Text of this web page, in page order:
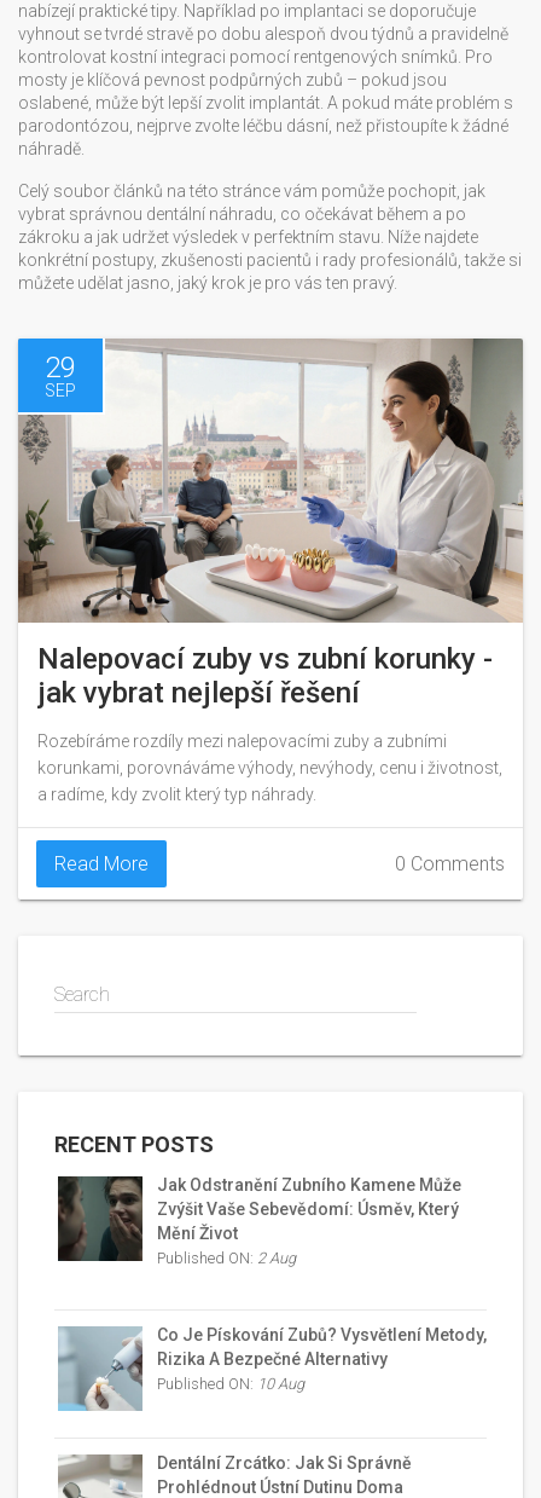
nabízejí praktické tipy. Například po implantaci se doporučuje
vyhnout se tvrdé stravě po dobu alespoň dvou týdnů a pravidelně
kontrolovat kostní integraci pomocí rentgenových snímků. Pro
mosty je klíčová pevnost podpůrných zubů – pokud jsou
oslabené, může být lepší zvolit implantát. A pokud máte problém s
parodontózou, nejprve zvolte léčbu dásní, než přistoupíte k žádné
náhradě.
Celý soubor článků na této stránce vám pomůže pochopit, jak
vybrat správnou dentální náhradu, co očekávat během a po
zákroku a jak udržet výsledek v perfektním stavu. Níže najdete
konkrétní postupy, zkušenosti pacientů i rady profesionálů, takže si
můžete udělat jasno, jaký krok je pro vás ten pravý.
29
SEP
Nalepovací zuby vs zubní korunky -
jak vybrat nejlepší řešení
Rozebíráme rozdíly mezi nalepovacími zuby a zubními
korunkami, porovnáváme výhody, nevýhody, cenu i životnost,
a radíme, kdy zvolit který typ náhrady.
Read More 0 Comments
Search
RECENT POSTS
Jak Odstranění Zubního Kamene Může
Zvýšit Vaše Sebevědomí: Úsměv, Který
Mění Život
Published ON: 2 Aug
Co Je Pískování Zubů? Vysvětlení Metody,
Rizika A Bezpečné Alternativy
Published ON: 10 Aug
Dentální Zrcátko: Jak Si Správně
Prohlédnout Ústní Dutinu Doma